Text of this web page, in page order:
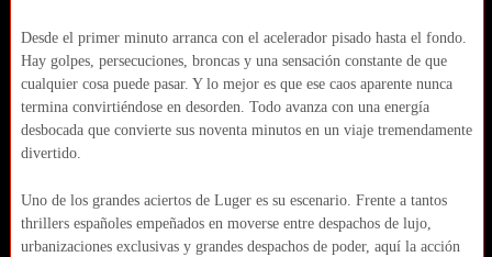
Desde el primer minuto arranca con el acelerador pisado hasta el fondo.
Hay golpes, persecuciones, broncas y una sensación constante de que
cualquier cosa puede pasar. Y lo mejor es que ese caos aparente nunca
termina convirtiéndose en desorden. Todo avanza con una energía
desbocada que convierte sus noventa minutos en un viaje tremendamente
divertido.
Uno de los grandes aciertos de Luger es su escenario. Frente a tantos
thrillers españoles empeñados en moverse entre despachos de lujo,
urbanizaciones exclusivas y grandes despachos de poder, aquí la acción